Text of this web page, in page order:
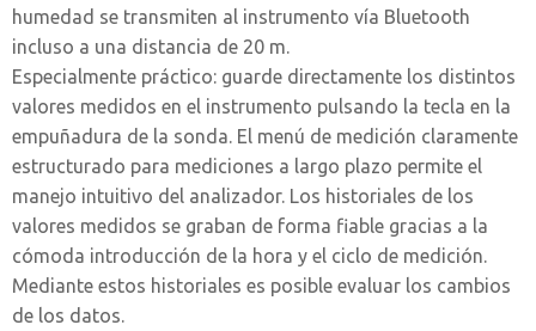
humedad se transmiten al instrumento vía Bluetooth
incluso a una distancia de 20 m.
Especialmente práctico: guarde directamente los distintos
valores medidos en el instrumento pulsando la tecla en la
empuñadura de la sonda. El menú de medición claramente
estructurado para mediciones a largo plazo permite el
manejo intuitivo del analizador. Los historiales de los
valores medidos se graban de forma fiable gracias a la
cómoda introducción de la hora y el ciclo de medición.
Mediante estos historiales es posible evaluar los cambios
de los datos.